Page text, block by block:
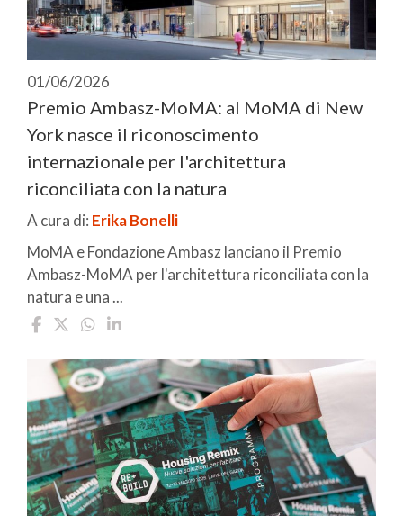
01/06/2026
Premio Ambasz-MoMA: al MoMA di New
York nasce il riconoscimento
internazionale per l'architettura
riconciliata con la natura
A cura di: Erika Bonelli
MoMA e Fondazione Ambasz lanciano il Premio
Ambasz-MoMA per l'architettura riconciliata con la
natura e una ...